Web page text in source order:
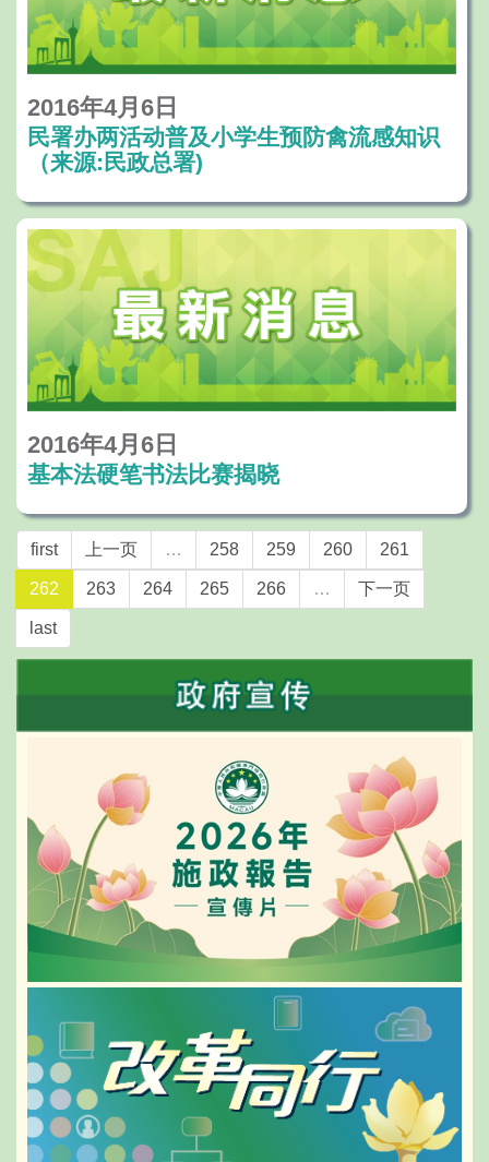
2016年4月6日
民署办两活动普及小学生预防禽流感知识
（来源:民政总署)
2016年4月6日
基本法硬笔书法比赛揭晓
first 上一页 … 258 259 260 261
262 263 264 265 266 … 下一页
last